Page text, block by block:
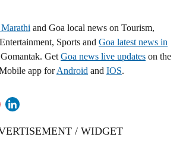
and Goa local news on Tourism,
Sports and Goa latest news in
Get Goa news live updates on the
app forAndroid and IOS.
/ WIDGET